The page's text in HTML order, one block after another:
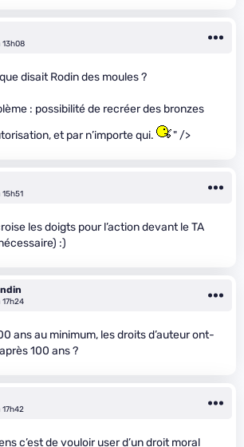
disait Rodin des moules ?
: possibilité de recréer des bronzes
et par n’importe qui.
" />
les doigts pour l’action devant le TA
:)
ans au minimum, les droits d’auteur ont-
100 ans ?
c’est de vouloir user d’un droit moral